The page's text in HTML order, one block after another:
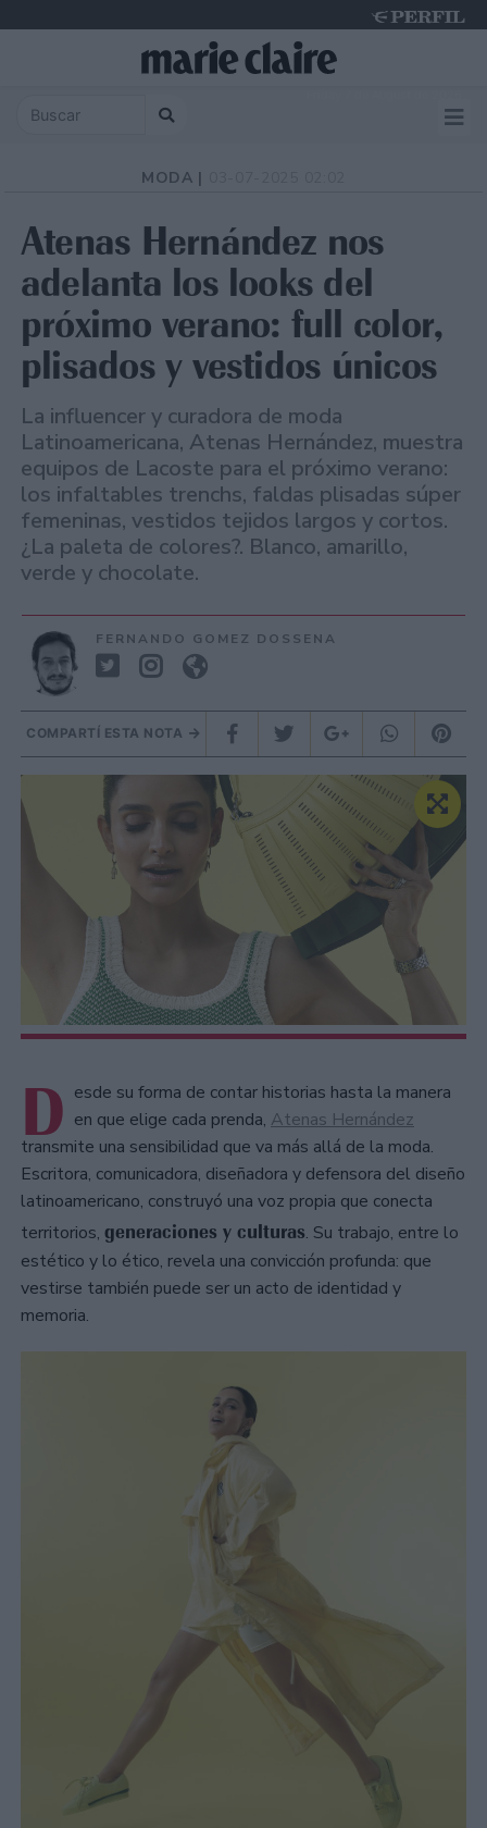
MODA |
Atenas Hernández nos
adelanta los looks del
próximo verano: full color,
plisados y vestidos únicos
La influencer y curadora de moda
Latinoamericana, Atenas Hernández, muestra
equipos de Lacoste para el próximo verano:
los infaltables trenchs, faldas plisadas súper
femeninas, vestidos tejidos largos y cortos.
¿La paleta de colores?. Blanco, amarillo,
verde y chocolate.
FERNANDO GOMEZ DOSSENA
COMPARTÍ ESTA NOTA
D esde su forma de contar historias hasta la manera
en que elige cada prenda, Atenas Hernández
transmite una sensibilidad que va más allá de la moda.
Escritora, comunicadora, diseñadora y defensora del diseño
latinoamericano, construyó una voz propia que conecta
territorios, generaciones y culturas. Su trabajo, entre lo
estético y lo ético, revela una convicción profunda: que
vestirse también puede ser un acto de identidad y
memoria.